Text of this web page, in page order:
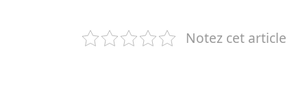
Notez cet article